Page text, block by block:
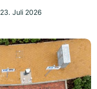
23. Juli 2026